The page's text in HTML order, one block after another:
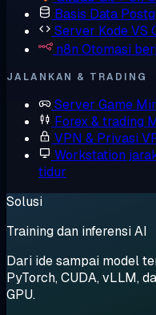
Basis Data
Server KodeVS
n8n Otomasi
JALANKAN & TRADING
Server Game
Forex & trading
VPN & Privasi
Workstation
tidur
Solusi
Training dan inferensi AI
Dari ide sampai model
PyTorch, CUDA, vLLM,
GPU.